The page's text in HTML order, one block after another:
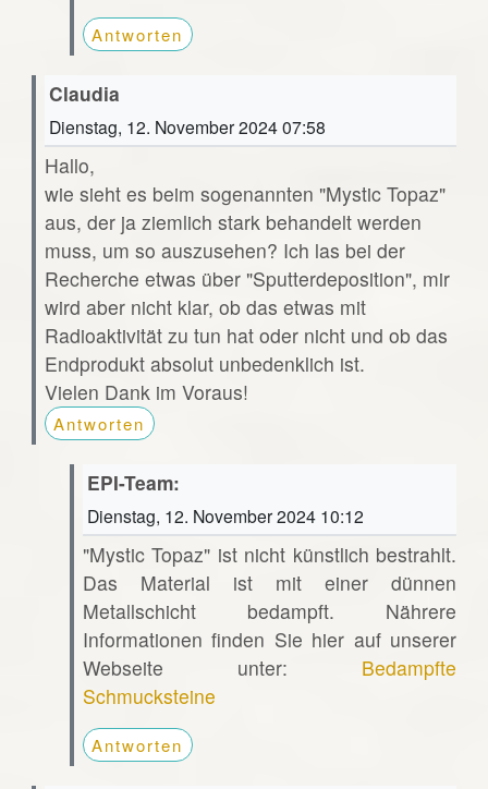
Antworten
Claudia
Dienstag, 12. November 2024 07:58
Hallo,
wie sieht es beim sogenannten "Mystic Topaz"
aus, der ja ziemlich stark behandelt werden
muss, um so auszusehen? Ich las bei der
Recherche etwas über "Sputterdeposition", mir
wird aber nicht klar, ob das etwas mit
Radioaktivität zu tun hat oder nicht und ob das
Endprodukt absolut unbedenklich ist.
Vielen Dank im Voraus!
Antworten
EPI-Team:
Dienstag, 12. November 2024 10:12
"Mystic Topaz" ist nicht künstlich bestrahlt.
Das Material ist mit einer dünnen
Metallschicht bedampft. Nährere
Informationen finden Sie hier auf unserer
Webseite unter: Bedampfte
Schmucksteine
Antworten